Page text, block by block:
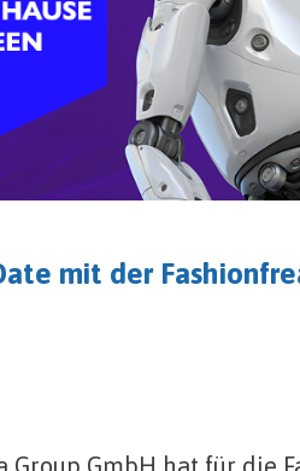
erfahren
mit der
Group GmbH hat für die